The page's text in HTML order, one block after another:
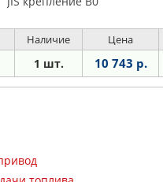
Наличие Цена
1 шт. 10 743 р.